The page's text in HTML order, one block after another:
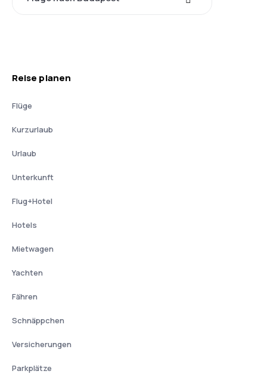
Reise planen
Flüge
Kurzurlaub
Urlaub
Unterkunft
Flug+Hotel
Hotels
Mietwagen
Yachten
Fähren
Schnäppchen
Versicherungen
Parkplätze